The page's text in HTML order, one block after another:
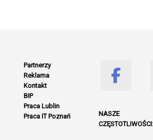
Partnerzy
Reklama
Kontakt
BIP
Praca Lublin
Praca IT Poznań
NASZE
CZĘSTOTLIWOŚCI: